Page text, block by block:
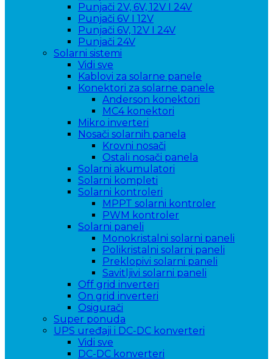
Punjači 2V, 6V, 12V I 24V
Punjači 6V I 12V
Punjači 6V, 12V I 24V
Punjači 24V
Solarni sistemi
Vidi sve
Kablovi za solarne panele
Konektori za solarne panele
Anderson konektori
MC4 konektori
Mikro inverteri
Nosači solarnih panela
Krovni nosači
Ostali nosači panela
Solarni akumulatori
Solarni kompleti
Solarni kontroleri
MPPT solarni kontroler
PWM kontroler
Solarni paneli
Monokristalni solarni paneli
Polikristalni solarni paneli
Preklopivi solarni paneli
Savitljivi solarni paneli
Off grid inverteri
On grid inverteri
Osigurači
Super ponuda
UPS uređaji i DC-DC konverteri
Vidi sve
DC-DC konverteri